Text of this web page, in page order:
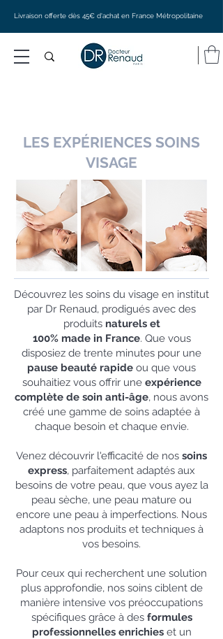
Livraison offerte dès 45€ d'achat en France Métropolitaine
LES EXPÉRIENCES SOINS
VISAGE
Découvrez les soins du visage en institut
par Dr Renaud, prodigués avec des
produits naturels et
100% made in France. Que vous
disposiez de trente minutes pour une
pause beauté rapide ou que vous
souhaitiez vous offrir une expérience
complète de soin anti-âge, nous avons
créé une gamme de soins adaptée à
chaque besoin et chaque envie.
Venez découvrir l'efficacité de nos soins
express, parfaitement adaptés aux
besoins de votre peau, que vous ayez la
peau sèche, une peau mature ou
encore une peau à imperfections. Nous
adaptons nos produits et techniques à
vos besoins.
Pour ceux qui recherchent une solution
plus approfondie, nos soins ciblent de
manière intensive vos préoccupations
spécifiques grâce à desformules
professionnelles enrichieset un